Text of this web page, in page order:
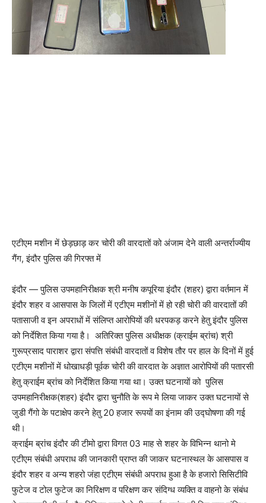
एटीएम मशीन में छेड़छाड़ कर चोरी की वारदातों को अंजाम देने वाली अन्तर्राज्यीय
गैंग, इंदौर पुलिस की गिरफ्त में
इंदौर — पुलिस उपमहानिरीक्षक श्री मनीष कपूरिया इंदौर (शहर) द्वारा वर्तमान में
इंदौर शहर व आसपास के जिलों में एटीएम मशीनों में हो रही चोरी की वारदातों की
पतासाजी व इन अपराधों में संलिप्त आरोपियों की धरपकड़ करने हेतु इंदौर पुलिस
को निर्देशित किया गया है। अतिरिक्त पुलिस अधीक्षक (क्राईम ब्रांच) श्री
गुरूप्रसाद पाराशर द्वारा संपत्ति संबंधी वारदातों व विशेष तौर पर हाल के दिनों में हुई
एटीएम मशीनों में धोखाधड़ी पूर्वक चोरी की वारदात के अज्ञात आरोपियों की पतारसी
हेतु क्राईम ब्रांच को निर्देशित किया गया था। उक्त घटनायों को पुलिस
उपमहानिरीक्षक(शहर) इंदौर द्वारा चुनौति के रूप मे लिया जाकर उक्त घटनायों से
जुडी गैंगो के पटाक्षेप करने हेतु 20 हजार रूपयों का इंनाम की उद्घोषणा की गई
थी।
क्राईम ब्रांच इंदौर की टीमो द्वारा विगत 03 माह से शहर के विभिन्न थानो मे
एटीएम संबंधी अपराध की जानकारी प्राप्त की जाकर घटनास्थल के आसपास व
इंदौर शहर व अन्य शहरो जंहा एटीएम संबंधी अपराध हुआ है के हजारो सिसिटीवि
फुटेज व टोल फुटेज का निरिक्षण व परिक्षण कर संदिग्ध व्यक्ति व वाहनो के संबंध